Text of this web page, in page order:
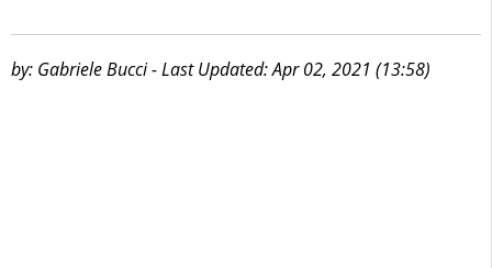
by: Gabriele Bucci - Last Updated: Apr 02, 2021 (13:58)